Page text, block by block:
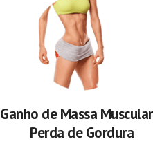
Ganho de Massa
Perda de Gordura